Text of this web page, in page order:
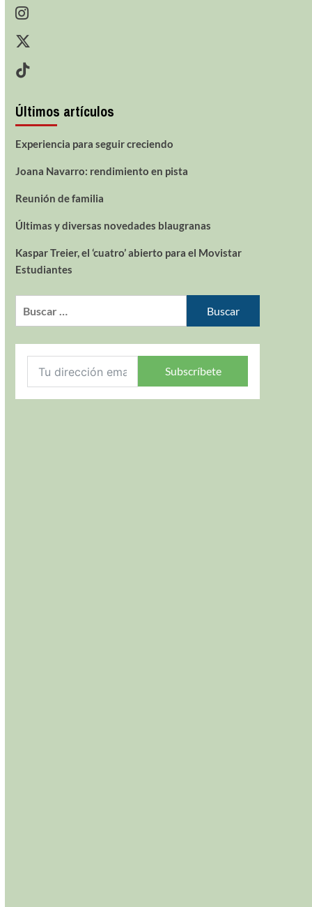
Últimos artículos
Experiencia para seguir creciendo
Joana Navarro: rendimiento en pista
Reunión de familia
Últimas y diversas novedades blaugranas
Kaspar Treier, el ‘cuatro’ abierto para el Movistar
Estudiantes
Subscríbete